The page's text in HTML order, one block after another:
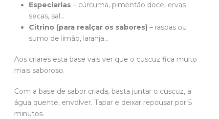
Especiarias – cúrcuma, pimentão doce, ervas
secas, sal…
Citrino (para realçar os sabores) – raspas ou
sumo de limão, laranja…
Aos criares esta base vais ver que o cuscuz fica muito
mais saboroso.
Com a base de sabor criada, basta juntar o cuscuz, a
água quente, envolver. Tapar e deixar repousar por 5
minutos.